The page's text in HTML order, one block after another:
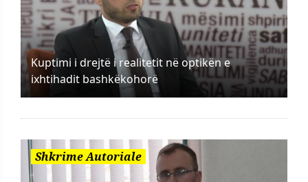
Kuptimi i drejtë i realitetit në optikën e
ixhtihadit bashkëkohorë
Shkrime Autoriale